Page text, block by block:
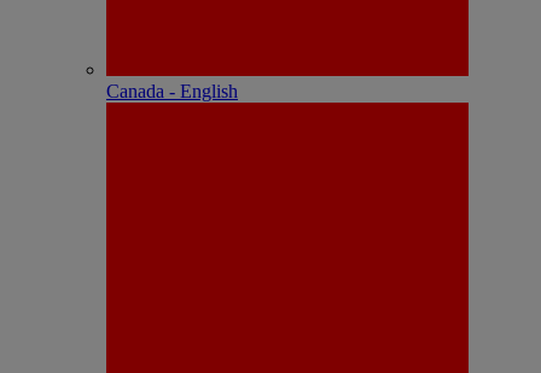
Canada - English